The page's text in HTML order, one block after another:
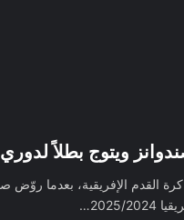
ويتوج بطلاً لدوري
القدم الإفريقية، بعدما روّض
2024…